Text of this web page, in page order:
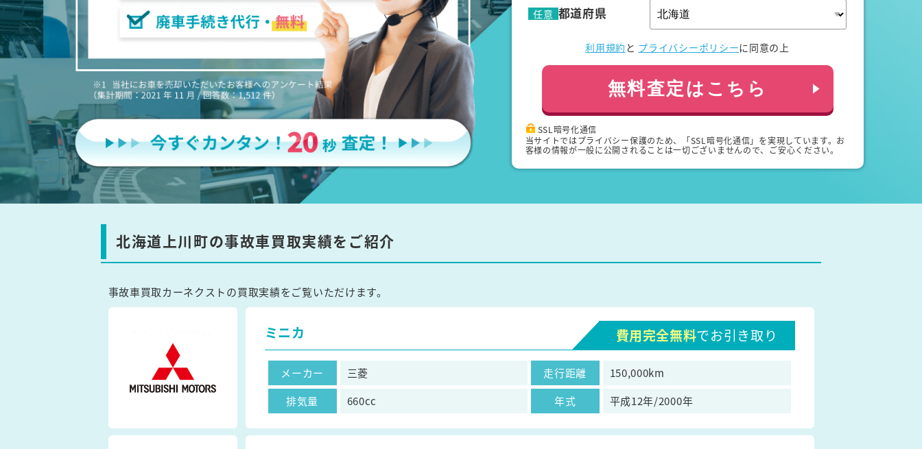
任意 都道府県
利用規約 と プライバシーポリシーに同意の上
無料査定はこちら
SSL暗号化通信
当サイトではプライバシー保護のため、「SSL暗号化通信」を実現しています。お
客様の情報が一般に公開されることは一切ございませんので、ご安心ください。
北海道上川町の事故車買取実績をご紹介
事故車買取カーネクストの買取実績をご覧いただけます。
ミニカ 費用完全無料でお引き取り
メーカー 三菱 走行距離
150,000km
排気量
660cc 年式 平成12年/2000年